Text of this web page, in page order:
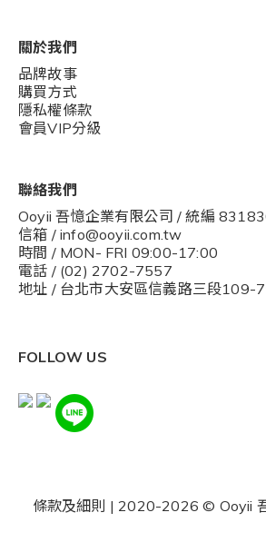
關於我們
品牌故事
購買方式
隱私權條款
會員VIP分級
聯絡我們
Ooyii 吾憶企業有限公司 / 統編
信箱 / info@ooyii.com.tw
時間 / MON- FRI 09:00-17:00
電話 / (02) 2702-7557
地址 / 台北市大安區信義路三段109-
FOLLOW US
條款及細則 | 2020-2026 © Ooyii